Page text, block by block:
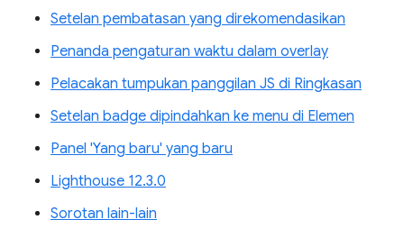
Setelan pembatasan yang direkomendasikan
Penanda pengaturan waktu dalam overlay
Pelacakan tumpukan panggilan JS di Ringkasan
Setelan badge dipindahkan ke menu di Elemen
Panel 'Yang baru' yang baru
Lighthouse 12.3.0
Sorotan lain-lain